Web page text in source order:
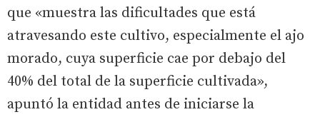
que «muestra las dificultades que está
atravesando este cultivo, especialmente el ajo
morado, cuya superficie cae por debajo del
40% del total de la superficie cultivada»,
apuntó la entidad antes de iniciarse la